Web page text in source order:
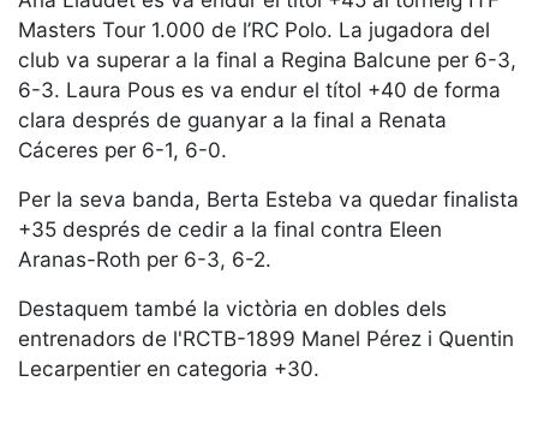
Serveis
Instal·lacions
Preguntes
Freqüents
(FAQs)
Treballa amb
nosaltres
Àrea esportiva
Escola de
tennis
Masters Tour 1.000 de l’RC Polo. La jugadora del
club va superar a la final a Regina Balcune per 6-3,
6-3. Laura Pous es va endur el títol +40 de forma
clara després de guanyar a la final a Renata
Cáceres per 6-1, 6-0.
Per la seva banda, Berta Esteba va quedar finalista
+35 després de cedir a la final contra Eleen
Aranas-Roth per 6-3, 6-2.
Destaquem també la victòria en dobles dels
entrenadors de l'RCTB-1899 Manel Pérez i Quentin
Lecarpentier en categoria +30.